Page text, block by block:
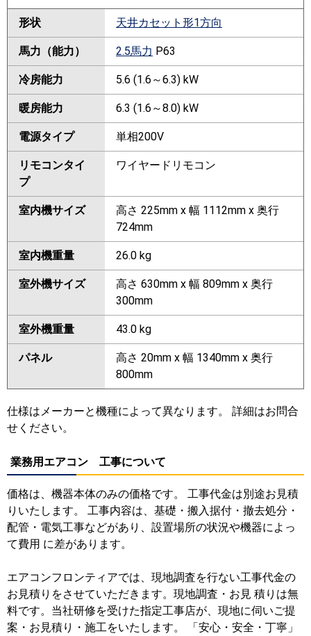
形状 天井カセット形1方向
馬力（能力） 2.5馬力 P63
冷房能力 5.6 (1.6～6.3) kW
暖房能力 6.3 (1.6～8.0) kW
電源タイプ 単相200V
リモコンタイ
プ
ワイヤードリモコン
室内機サイズ
高さ 225mm x 幅 1112mm x 奥行
724mm
室内機重量 26.0 kg
室外機サイズ
高さ 630mm x 幅 809mm x 奥行
300mm
室外機重量 43.0 kg
パネル
高さ 20mm x 幅 1340mm x 奥行
800mm
仕様はメーカーと機種によって異なります。 詳細はお問合
せください。
業務用エアコン 工事について
価格は、機器本体のみの価格です。 工事代金は別途お見積
りいたします。 工事内容は、基礎・搬入据付・撤去処分・
配管・電気工事などがあり、設置場所の状況や機器によっ
て費用 に差があります。
エアコンフロンティアでは、現地調査を行ない工事代金の
お見積りをさせていただきます。現地調査・お見 積りは無
料です。当社研修を受けた指定工事店が、現地に伺いご提
案・お見積り・施工をいたします。 「安心・安全・丁寧」